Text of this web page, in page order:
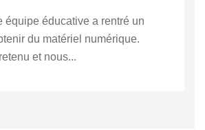
équipe éducative a rentré un
du matériel numérique.
et nous...